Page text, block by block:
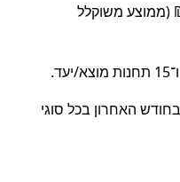
מחיר כוללים: 87–1810 ₪ (ממוצע משוקלל
הזמנות בחודש האחרון בכל סוגי